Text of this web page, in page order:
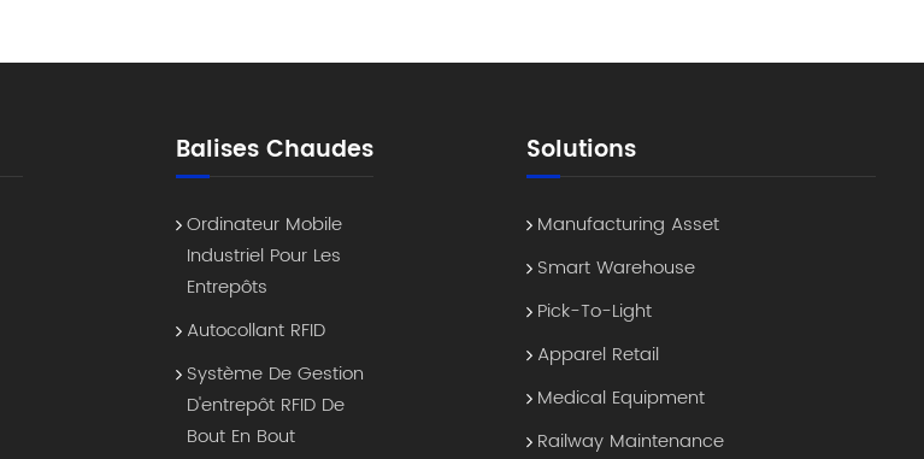
Balises Chaudes
Ordinateur Mobile
Industriel Pour Les
Entrepôts
Autocollant RFID
Système De Gestion
D'entrepôt RFID De
Bout En Bout
Solutions
Manufacturing Asset
Smart Warehouse
Pick-To-Light
Apparel Retail
Medical Equipment
Railway Maintenance